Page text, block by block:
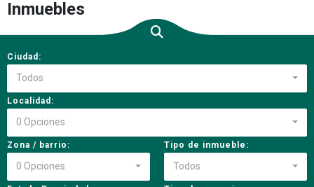
Inmuebles
Ciudad:
Todos
Localidad:
0 Opciones
Zona / barrio:
0 Opciones
Tipo de inmueble:
Todos